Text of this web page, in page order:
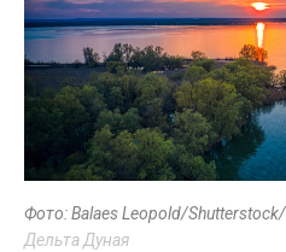
Фото: Balaes Leopold/Shutterstock/
Дельта Дуная